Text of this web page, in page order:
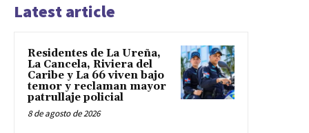
Latest article
Residentes de La Ureña,
La Cancela, Riviera del
Caribe y La 66 viven bajo
temor y reclaman mayor
patrullaje policial
8 de agosto de 2026